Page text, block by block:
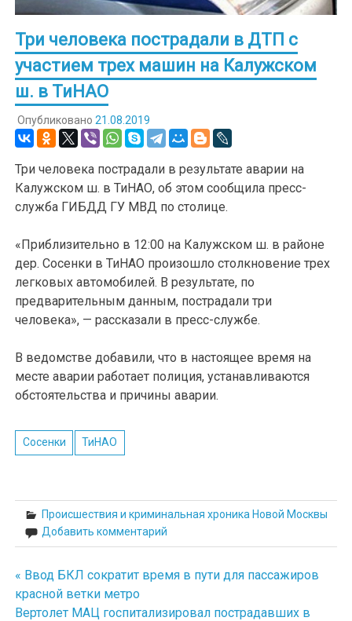
Три человека пострадали в ДТП с
участием трех машин на Калужском
ш. в ТиНАО
Опубликовано 21.08.2019
Три человека пострадали в результате аварии на
Калужском ш. в ТиНАО, об этом сообщила пресс-
служба ГИБДД ГУ МВД по столице.
«Приблизительно в 12:00 на Калужском ш. в районе
дер. Сосенки в ТиНАО произошло столкновение трех
легковых автомобилей. В результате, по
предварительным данным, пострадали три
человека», — рассказали в пресс-службе.
В ведомстве добавили, что в настоящее время на
месте аварии работает полиция, устанавливаются
обстоятельства и причины аварии.
Сосенки ТиНАО
Происшествия и криминальная хроника Новой Москвы
Добавить комментарий
Навигация
по
« Ввод БКЛ сократит время в пути для пассажиров
красной ветки метро
Вертолет МАЦ госпитализировал пострадавших в